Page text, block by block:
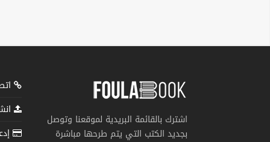
اشترك بالقائمة البريدية لموقعنا وتوصل
بجديد الكتب التي يتم طرحها مباشرة